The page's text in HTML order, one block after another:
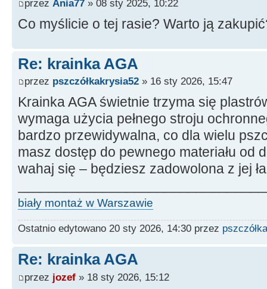
przez Ania77 » 08 sty 2025, 10:22
Co myślicie o tej rasie? Warto ją
Re: krainka AGA
przez pszczółkakrysia52 » 16 sty 2026, 15:47
Krainka AGA świetnie trzyma się
wymaga użycia pełnego stroju
bardzo przewidywalna, co dla wielu
masz dostęp do pewnego materiału od
wahaj się – będziesz zadowolona z jej
biały montaż w Warszawie
Ostatnio edytowano 20 sty 2026, 14:30 przez
Re: krainka AGA
przez jozef » 18 sty 2026, 15:12